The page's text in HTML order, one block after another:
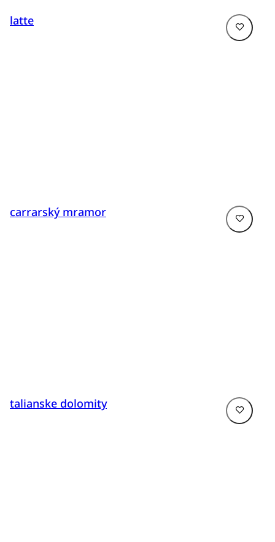
latte
carrarský mramor
talianske dolomity